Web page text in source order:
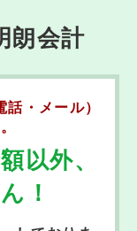
朗会計
・メール）
以外、
！